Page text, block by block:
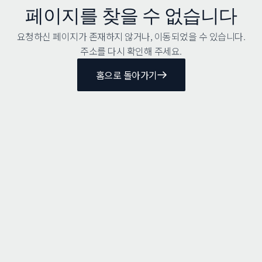
페이지를 찾을 수 없습니다
요청하신 페이지가 존재하지 않거나, 이동되었을 수 있습니다.
주소를 다시 확인해 주세요.
홈으로 돌아가기